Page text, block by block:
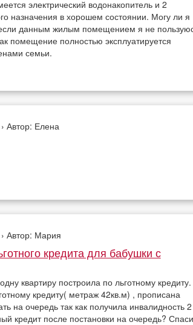
электрический водонакопитель и 2
назначения в хорошем состоянии. Могу ли я
если данным жилым помещением я не
помещение полностью эксплуатируется
семьи.
› Автор: Елена
› Автор: Мария
кредита для бабушки с
квартиру построила по льготному кредиту.
кредиту( метраж 42кв.м) , прописана
на очередь так как получила инвалидность 2
кредит после постановки на очередь?